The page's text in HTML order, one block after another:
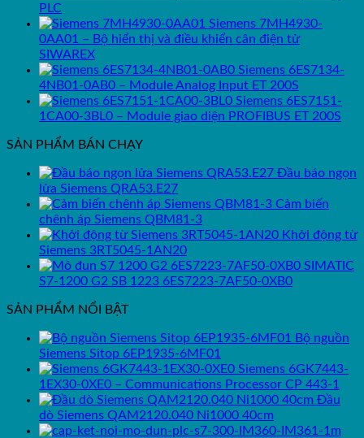
PLC
Siemens 7MH4930-
0AA01 – Bộ hiển thị và điều khiển cân điện tử
SIWAREX
Siemens 6ES7134-
4NB01-0AB0 – Module Analog Input ET 200S
Siemens 6ES7151-
1CA00-3BL0 – Module giao diện PROFIBUS ET 200S
SẢN PHẨM BÁN CHẠY
Đầu báo ngọn
lửa Siemens QRA53.E27
Cảm biến
chênh áp Siemens QBM81-3
Khởi động từ
Siemens 3RT5045-1AN20
SIMATIC
S7-1200 G2 SB 1223 6ES7223-7AF50-0XB0
SẢN PHẨM NỔI BẬT
Bộ nguồn
Siemens Sitop 6EP1935-6MF01
Siemens 6GK7443-
1EX30-0XE0 – Communications Processor CP 443-1
Đầu
dò Siemens QAM2120.040 Ni1000 40cm